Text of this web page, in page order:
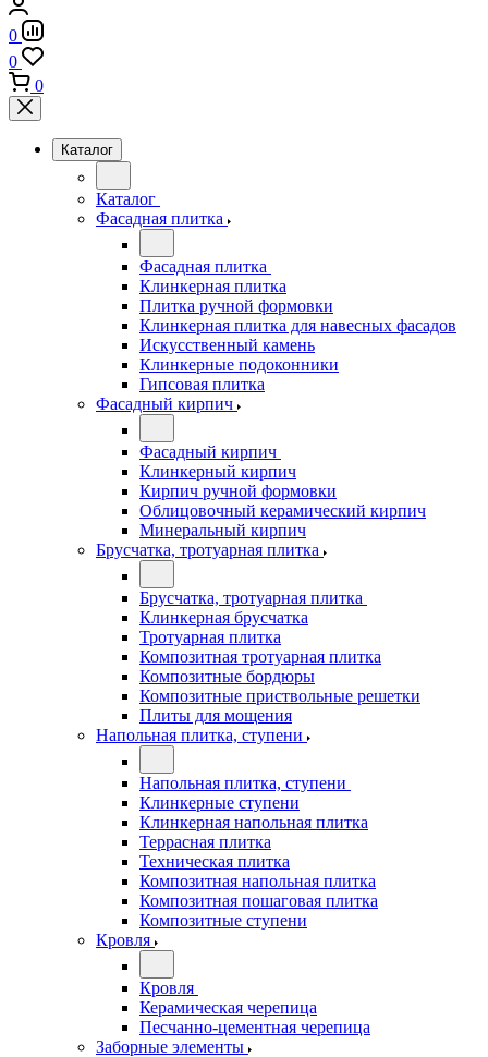
0
0
0
Каталог
Каталог
Фасадная плитка
Фасадная плитка
Клинкерная плитка
Плитка ручной формовки
Клинкерная плитка для навесных фасадов
Искусственный камень
Клинкерные подоконники
Гипсовая плитка
Фасадный кирпич
Фасадный кирпич
Клинкерный кирпич
Кирпич ручной формовки
Облицовочный керамический кирпич
Минеральный кирпич
Брусчатка, тротуарная плитка
Брусчатка, тротуарная плитка
Клинкерная брусчатка
Тротуарная плитка
Композитная тротуарная плитка
Композитные бордюры
Композитные приствольные решетки
Плиты для мощения
Напольная плитка, ступени
Напольная плитка, ступени
Клинкерные ступени
Клинкерная напольная плитка
Террасная плитка
Техническая плитка
Композитная напольная плитка
Композитная пошаговая плитка
Композитные ступени
Кровля
Кровля
Керамическая черепица
Песчанно-цементная черепица
Заборные элементы